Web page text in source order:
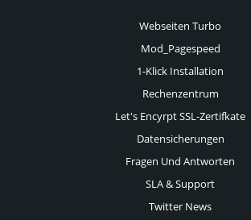
Webseiten Turbo
Mod_Pagespeed
1-Klick Installation
Rechenzentrum
Let's Encyrpt SSL-Zertifkate
Datensicherungen
Fragen Und Antworten
SLA & Support
Twitter News